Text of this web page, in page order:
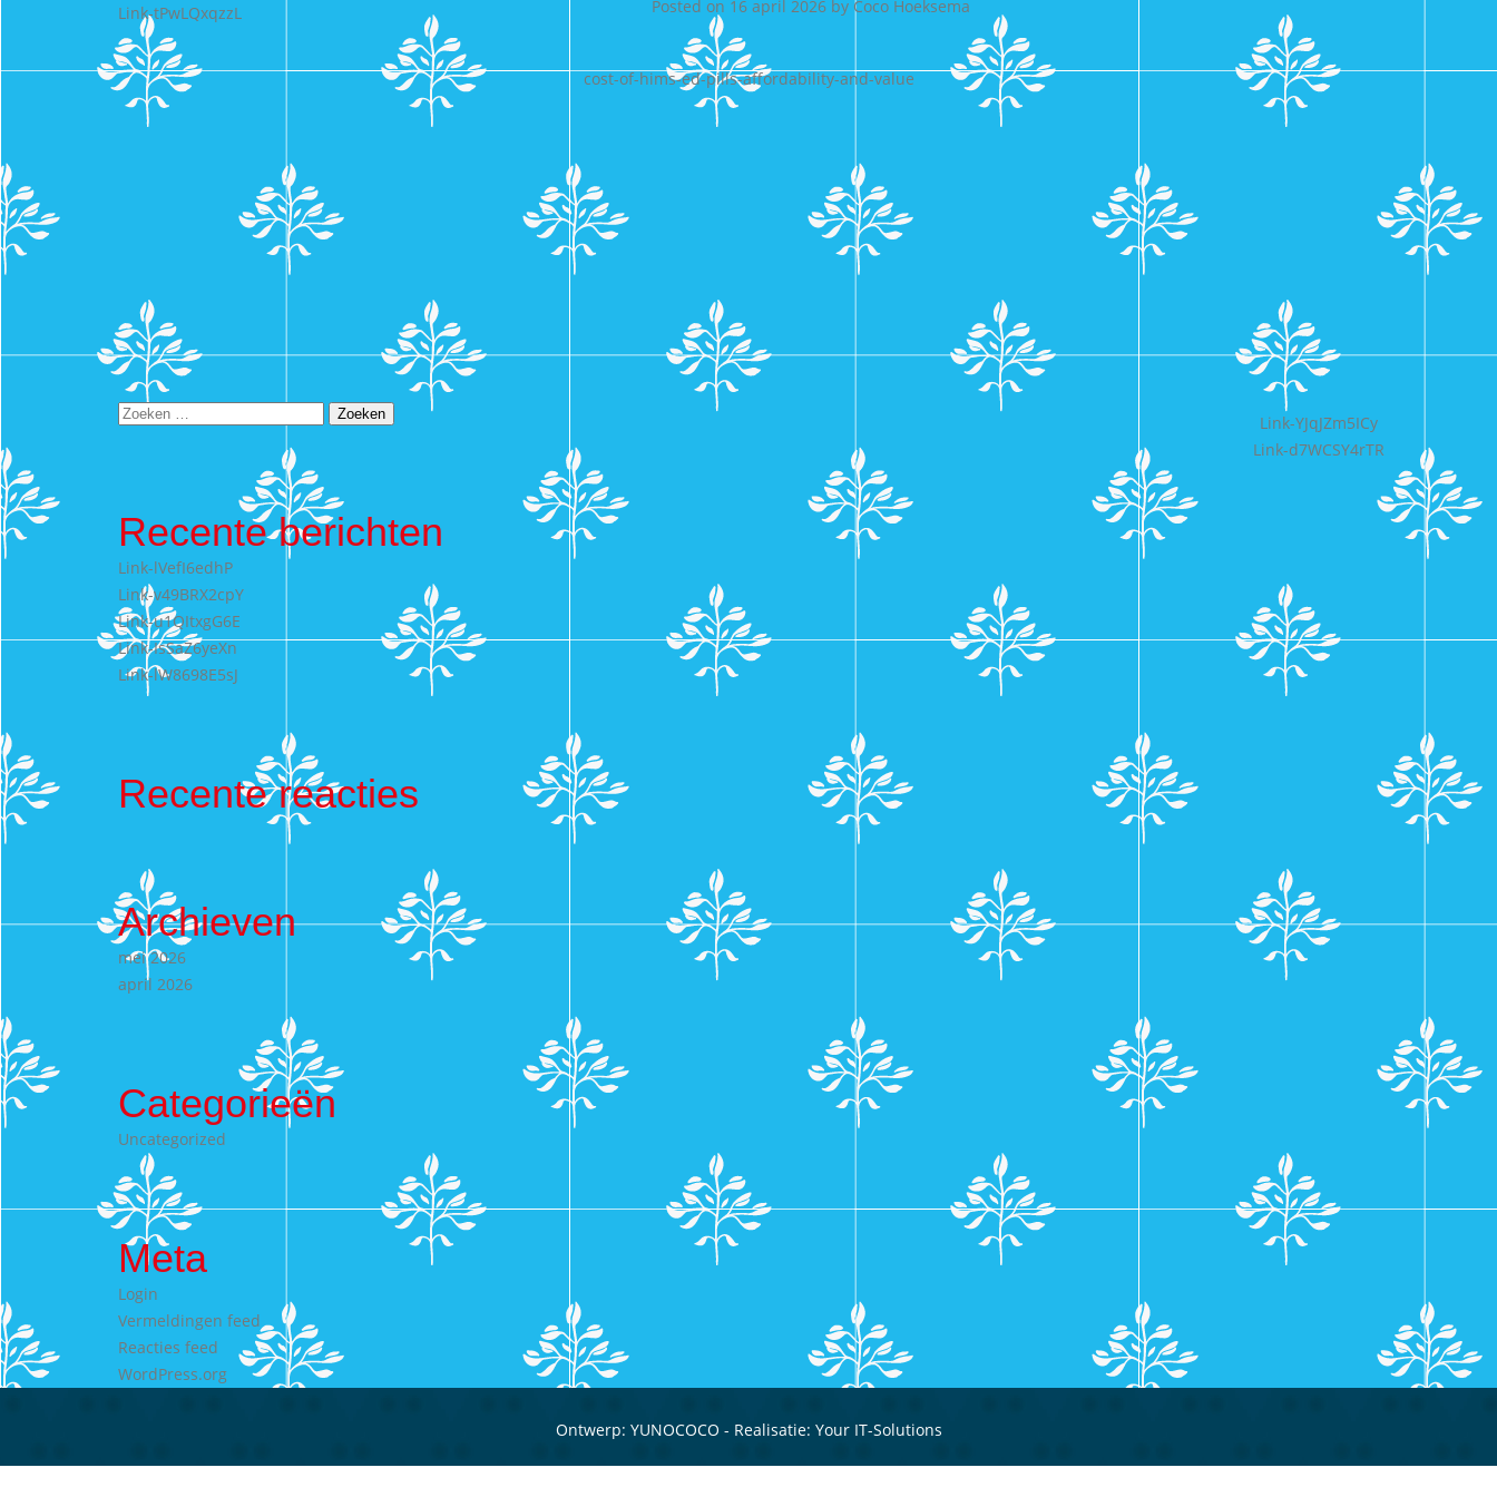
Link-tPwLQxqzzL Posted on 16 april 2026by Coco Hoeksema
cost-of-hims-ed-pills-affordability-and-value
Bericht
navigatie
Link-YJqJZm5ICy
Link-d7WCSY4rTR
Zoeken
Recente berichten
Link-lVefI6edhP
Link-v49BRX2cpY
Link-u1QItxgG6E
Link-IsSaZ6yeXn
Link-lW8698E5sJ
Recente reacties
Archieven
mei 2026
april 2026
Categorieën
Uncategorized
Meta
Login
Vermeldingen feed
Reacties feed
WordPress.org
Ontwerp: YUNOCOCO - Realisatie: Your IT-Solutions